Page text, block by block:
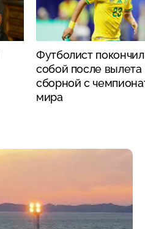
Футболист
собой после вылета
сборной с
мира